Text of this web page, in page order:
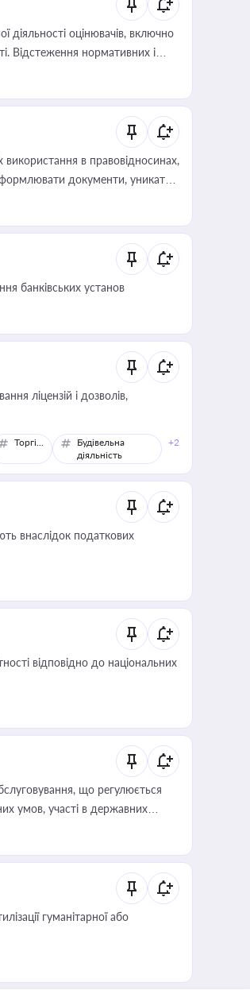
діяльності оцінювачів, включно
Відстеження нормативних і
час оподаткування,
діяльності
в правовідносинах,
документи, уникати
банківських установ
ліцензій і дозволів,
Торгівля
Будівельна
діяльність
+2
внаслідок податкових
відповідно до національних
що регулюється
умов, участі в державних
гуманітарної або